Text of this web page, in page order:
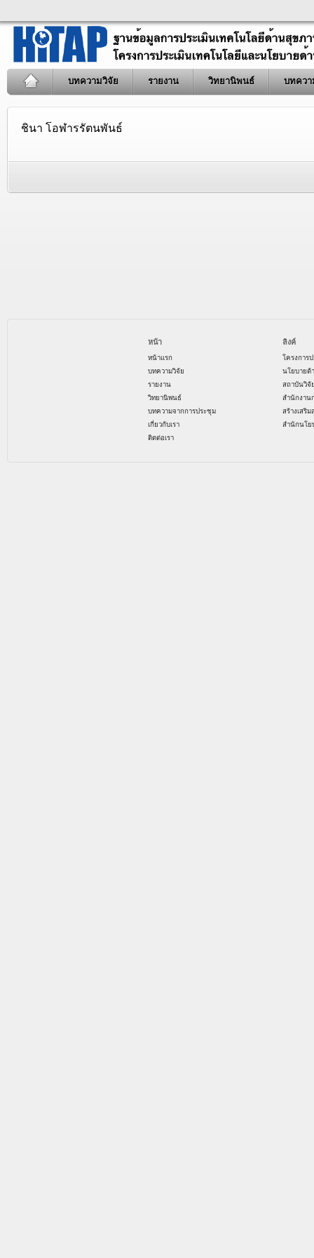
บทความวิจัย รายงาน วิทยานิพนธ์ บทควา
ชินา โอฬารรัตนพันธ์
หน้า
หน้าแรก
บทความวิจัย
รายงาน
วิทยานิพนธ์
บทความจากการประชุม
เกี่ยวกับเรา
ติดต่อเรา
ลิงค์
โครงการ
นโยบายด้
สถาบันวิจั
สำนักงาน
สร้างเสริ
สำนักนโย